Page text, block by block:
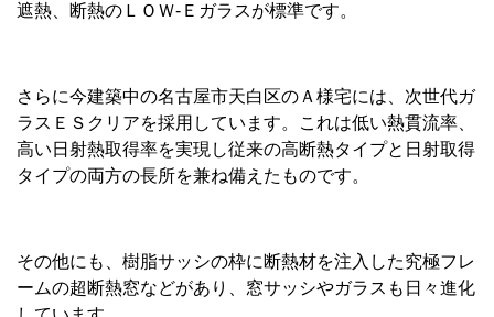
遮熱、断熱のＬＯＷ-Ｅガラスが標準です。
さらに今建築中の名古屋市天白区のＡ様宅には、次世代ガ
ラスＥＳクリアを採用しています。これは低い熱貫流率、
高い日射熱取得率を実現し従来の高断熱タイプと日射取得
タイプの両方の長所を兼ね備えたものです。
その他にも、樹脂サッシの枠に断熱材を注入した究極フレ
ームの超断熱窓などがあり、窓サッシやガラスも日々進化